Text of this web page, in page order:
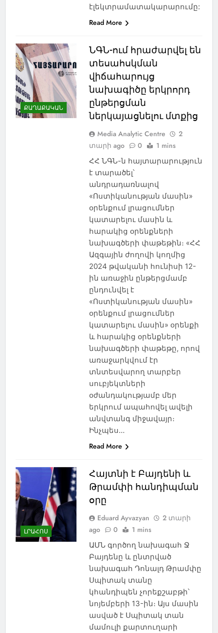
էլեկտրամատակարարումը:
Read More
ՔԱՂԱՔԱԿԱՆ
ՆԳՆ-ում հրաժարվել են
տեսահսկման
վիճահարույց
նախագիծը երկրորդ
ընթերցման
ներկայացնելու մտքից
Media Analytic Centre
2
տարի ago
0 1 mins
ՀՀ ՆԳՆ-ն հայտարարություն
է տարածել՝
անդրադառնալով
«Ոստիկանության մասին»
օրենքում լրացումներ
կատարելու մասին և
հարակից օրենքների
նախագծերի փաթեթին։ «ՀՀ
Ազգային ժողովի կողմից
2024 թվականի հունիսի 12-
ին առաջին ընթերցմամբ
ընդունվել է
«Ոստիկանության մասին»
օրենքում լրացումներ
կատարելու մասին» օրենքի
և հարակից օրենքների
նախագծերի փաթեթը, որով
առաջարկվում էր
տնտեսվարող տարբեր
սուբյեկտների
օժանդակությամբ մեր
երկրում ապահովել ավելի
անվտանգ միջավայր։
Ինչպես…
Read More
ԼՐԱՀՈՍ
Հայտնի է Բայդենի և
Թրամփի հանդիպման
օրը
Eduard Ayvazyan
2 տարի
ago
0 1 mins
ԱՄՆ գործող նախագահ Ջ
Բայդենը և ընտրված
նախագահ Դոնալդ Թրամփը
Սպիտակ տանը
կհանդիպեն չորեքշաբթի՝
նոյեմբերի 13-ին։ Այս մասին
ասված է Սպիտակ տան
մամուլի քարտուղարի